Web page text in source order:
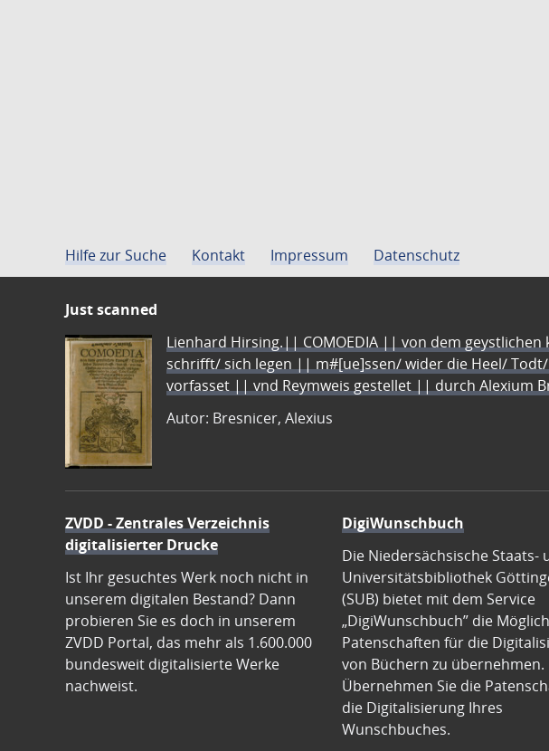
Hilfe zur Suche Kontakt Impressum Datenschutz
Just scanned
Lienhard Hirsing.|| COMOEDIA || von dem
schrifft/ sich legen || m#[ue]ssen/ wider die Heel/
vorfasset || vnd Reymweis gestellet || durch Alexium
Autor: Bresnicer, Alexius
ZVDD - Zentrales Verzeichnis
digitalisierter Drucke
Ist Ihr gesuchtes Werk noch nicht in
unserem digitalen Bestand? Dann
probieren Sie es doch in unserem
ZVDD Portal, das mehr als 1.600.000
bundesweit digitalisierte Werke
nachweist.
DigiWunschbuch
Die Niedersächsische Staats-
Universitätsbibliothek
(SUB) bietet mit dem Service
„DigiWunschbuch” die
Patenschaften für die
von Büchern zu übernehmen.
Übernehmen Sie die
die Digitalisierung Ihres
Wunschbuches.